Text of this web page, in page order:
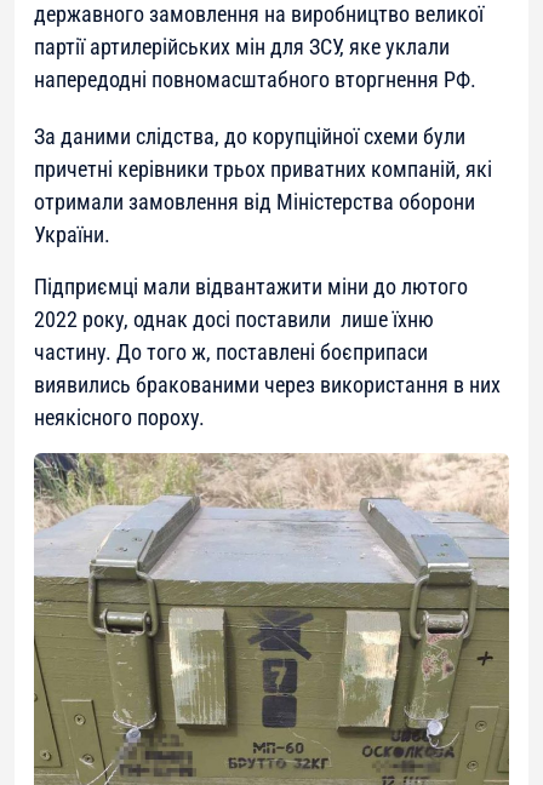
державного замовлення на виробництво великої
партії артилерійських мін для ЗСУ, яке уклали
напередодні повномасштабного вторгнення РФ.
За даними слідства, до корупційної схеми були
причетні керівники трьох приватних компаній, які
отримали замовлення від Міністерства оборони
України.
Підприємці мали відвантажити міни до лютого
2022 року, однак досі поставили лише їхню
частину. До того ж, поставлені боєприпаси
виявились бракованими через використання в них
неякісного пороху.